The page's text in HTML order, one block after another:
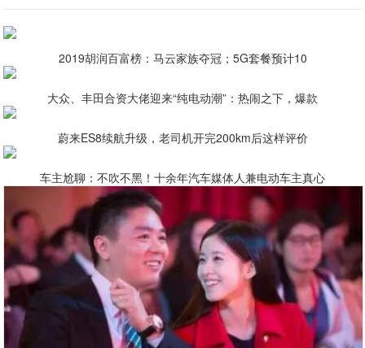
2019胡润百富榜：马云家族夺冠；5G套餐预计10
大众、丰田合资大佬迎来“纯电动潮”：热闹之下，爆款
蔚来ES8续航升级，老司机开完200km后这样评价
车主尬聊：不吹不黑！十余年汽车媒体人兼电动车主真心